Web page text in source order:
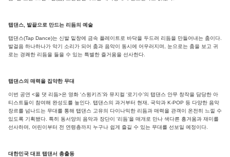
탭댄스, 발끝으로 만드는 리듬의 예술
탭댄스(Tap Dance)는 신발 밑창에 금속 플레이트로 바닥을 두드려 리듬을 만들어내는 춤이다.
발걸음 하나하나가 악기 소리가 되어 춤과 음악이 동시에 어우러지며, 눈으로는 춤을 보고 귀
로는 경쾌한 리듬을 들을 수 있는 특별한 즐거움을 선사한다.
탭댄스의 매력을 집약한 무대
이번 공연 <올 댓 리듬>은 영화 ‘스윙키즈’와 뮤지컬 ‘로기수’의 탭댄스 안무 창작을 담당한 아
티스트들이 참여해 완성도를 높인다. 탭댄스의 과거부터 현재, 국악과 K-POP 등 다양한 음악
장르를 넘나드는 무대를 통해 탭댄스 고유의 다이나믹한 리듬과 매력을 관객이 온전히 느낄 수
있도록 기획됐다. 특히 동서양의 음악과 장단이 ‘리듬’을 매개로 만나 색다른 흥겨움과 재미를
선사하며, 어린이부터 전 연령층까지 누구나 쉽게 즐길 수 있는 무대를 선보일 예정이다.
대한민국 대표 탭댄서 총출동